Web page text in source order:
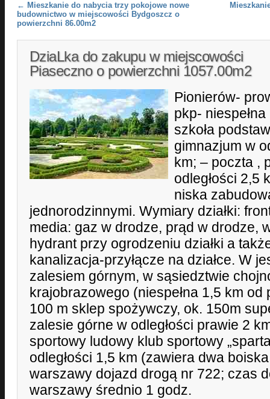
Post navigation
← Mieszkanie do nabycia trzy pokojowe nowe
budownictwo w miejscowości Bydgoszcz o
powierzchni 86.00m2
DziaLka do zakupu w miejscowości
Piaseczno o powierzchni 1057.00m2
Pionierów-
pkp-
szkoła
gimnazjum w
km; – poczta ,
odległości 2,5
niska
jednorodzinnymi. Wymiary działki:
media: gaz w drodze, prąd w drodze,
hydrant przy ogrodzeniu działki a
kanalizacja-przyłącze na działce. W
zalesiem górnym, w sąsiedztwie
krajobrazowego (niespełna 1,5 km od
100 m sklep spożywczy, ok. 150m
zalesie górne w odległości prawie 2
sportowy ludowy klub sportowy
odległości 1,5 km (zawiera dwa
warszawy dojazd drogą nr 722; czas
warszawy średnio 1 godz.